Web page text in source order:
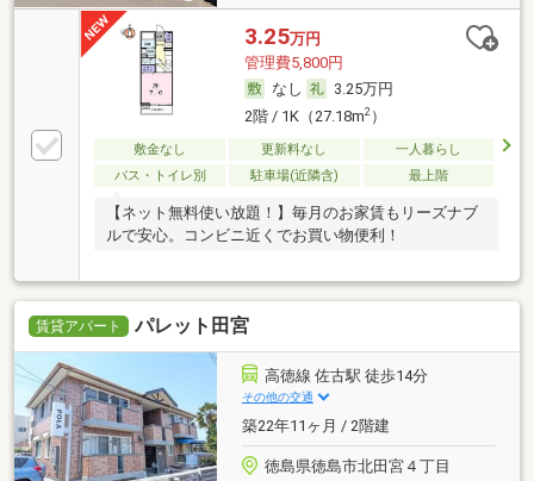
3.25万円
管理費5,800円
なし
3.25万円
2階 / 1K（27.18m2）
敷金なし 更新料なし
一人暮らし
バス・トイレ別
駐車場(近隣含) 最上階
【ネット無料使い放題！】毎月のお家賃もリーズナブ
ルで安心。コンビニ近くでお買い物便利！
賃貸アパート パレット田宮
高徳線 佐古駅 徒歩14分
その他の交通
築22年11ヶ月 / 2階建
徳島県徳島市北田宮４丁目